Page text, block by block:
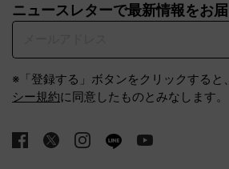
ニュースレターで最新情報をお届
※「登録する」ボタンをクリックすると、
シー規約に同意したものとみなします。